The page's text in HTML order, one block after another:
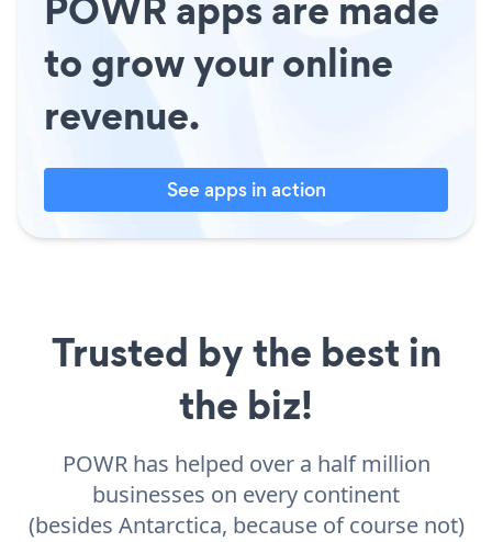
to grow your online
revenue.
See apps in action
Trusted by the best in
the biz!
POWR has helped over a half million
businesses on every continent
(besides Antarctica, because of course not)